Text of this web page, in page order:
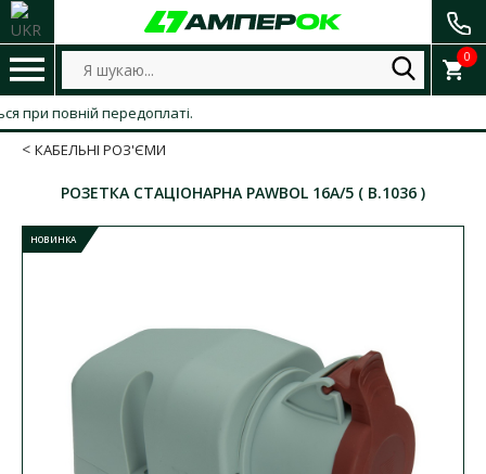
0
повній передоплаті.
КАБЕЛЬНІ РОЗ'ЄМИ
РОЗЕТКА СТАЦІОНАРНА PAWBOL 16А/5 ( B.1036 )
НОВИНКА